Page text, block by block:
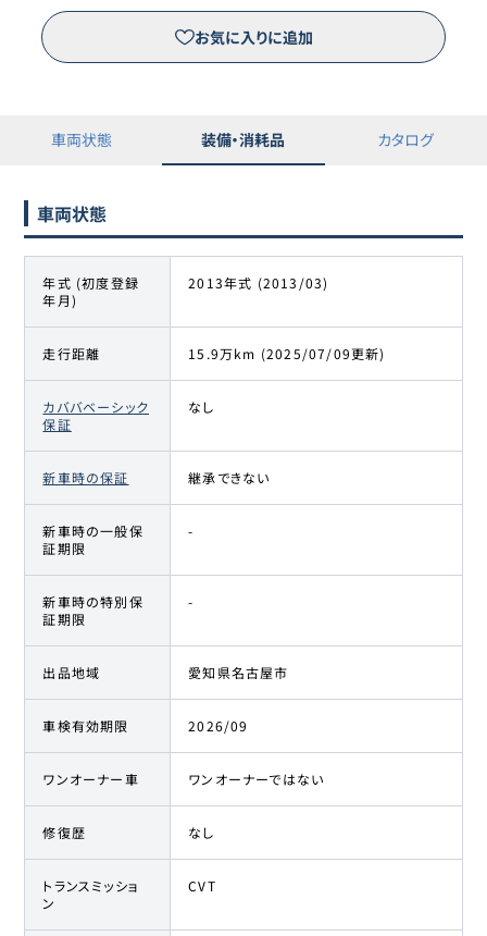
14 - 130万円
15 - 130万円
16
17
トヨタ
-
お気に入りに追加
車両状態 装備・消耗品 カタログ
車両状態
年式 (初度登録
年月)
2013年式 (2013/03)
走行距離 15.9万km (2025/07/09更新)
カババベーシック
保証
なし
新車時の保証 継承できない
新車時の一般保
証期限
-
新車時の特別保
証期限
-
出品地域 愛知県名古屋市
車検有効期限 2026/09
ワンオーナー車 ワンオーナーではない
修復歴 なし
トランスミッショ
ン
CVT